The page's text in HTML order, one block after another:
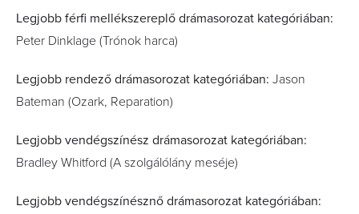
Legjobb férfi mellékszereplő drámasorozat kategóriában:
Peter Dinklage (Trónok harca)
Legjobb rendező drámasorozat kategóriában: Jason
Bateman (Ozark, Reparation)
Legjobb vendégszínész drámasorozat kategóriában:
Bradley Whitford (A szolgálólány meséje)
Legjobb vendégszínésznő drámasorozat kategóriában: